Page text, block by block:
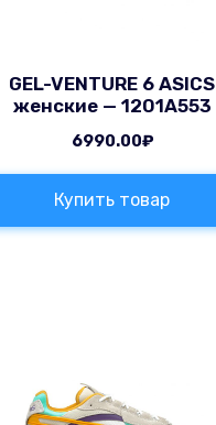
GEL-VENTURE 6 ASICS
женские — 1201A553
6990.00₽
Купить товар